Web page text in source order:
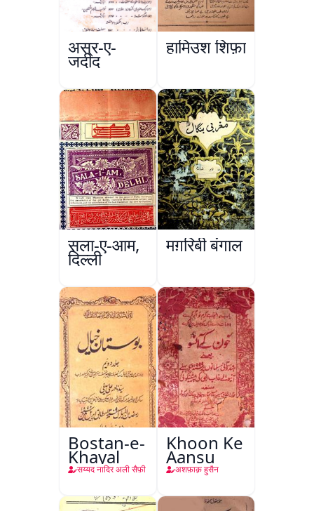
अस्र-ए-
जदीद
हामिउश शिफ़ा
सला-ए-आम,
दिल्ली
मग़रिबी बंगाल
Bostan-e-
Khayal
सय्यद नादिर अली सैफ़ी
Khoon Ke
Aansu
अशफ़ाक़ हुसैन